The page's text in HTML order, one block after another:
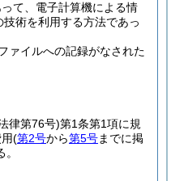
て、電子計算機による情
術を利用する方法であっ
ァイルへの記録がなされた
律第76号)第1条第1項に規
(第2号から第5号までに掲